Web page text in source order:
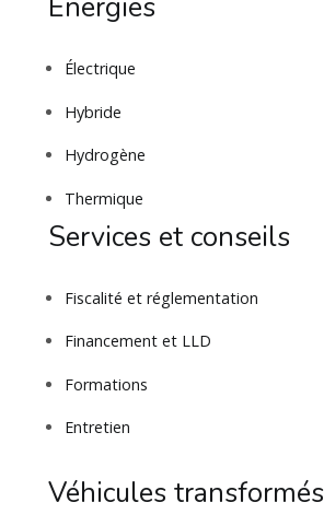
Énergies
Électrique
Hybride
Hydrogène
Thermique
Services et conseils
Fiscalité et réglementation
Financement et LLD
Formations
Entretien
Véhicules transformés